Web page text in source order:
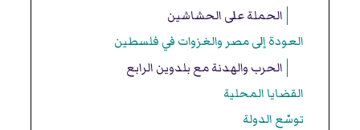
الحملة على الحشاشين
العودة إلى مصر والغزوات في فلسطين
الحرب والهدنة مع بلدوين الرابع
القضايا المحلية
توسّع الدولة